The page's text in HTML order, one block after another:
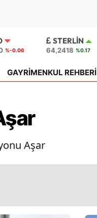
%-0.06
STERLIN
64,2418 %0.17
GAYRİMENKUL REHBERİ
Aşar